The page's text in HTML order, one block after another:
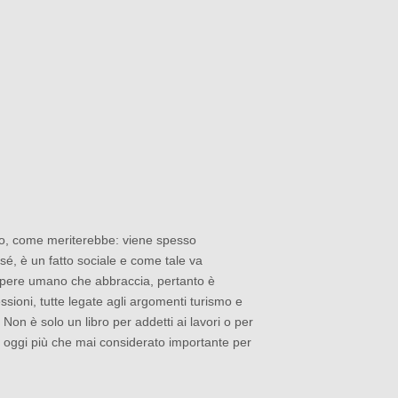
come meriterebbe: viene spesso
è un fatto sociale e come tale va
umano che abbraccia, pertanto è
tutte legate agli argomenti turismo e
è solo un libro per addetti ai lavori o per
più che mai considerato importante per